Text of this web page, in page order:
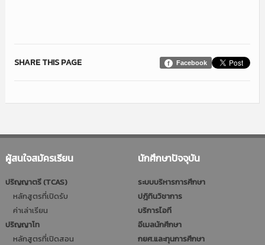
Facebook
SHARE THIS PAGE
ผู้สนใจสมัครเรียน
ปริญญาตรี (TCAS)
หลักสูตรที่เปิดรับ
ค่าเล่าเรียน
ปริญญาโท
หลักสูตรที่เปิดสอน
นักศึกษาปัจจุบัน
ระบบบริหารการศึกษา
ปฎิทินวิชาการ
บริการไอที
อีเมลนักศึกษา
กยศ.และทุนการศึกษา